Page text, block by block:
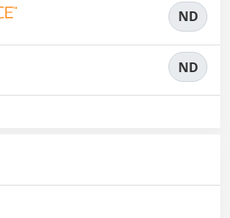
ND
ND